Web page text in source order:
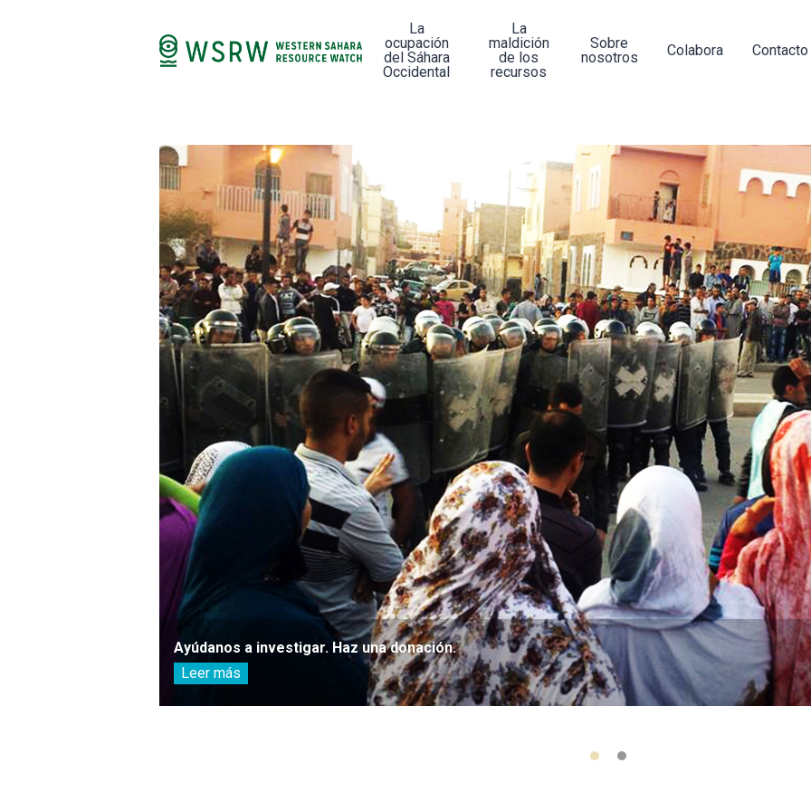
La
ocupación
del Sáhara
Occidental
La
maldición
de los
recursos
Sobre
nosotros
Colabora Contacto
Ayúdanos a investigar. Haz una donación.
Leer más